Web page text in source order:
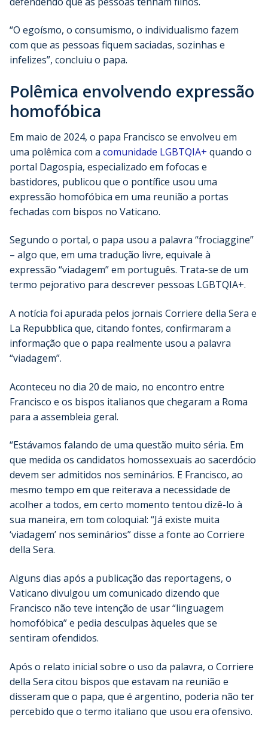
“O egoísmo, o consumismo, o individualismo fazem
com que as pessoas fiquem saciadas, sozinhas e
infelizes”, concluiu o papa.
Polêmica envolvendo expressão
homofóbica
Em maio de 2024, o papa Francisco se envolveu em
uma polêmica com a comunidade LGBTQIA+ quando o
portal Dagospia, especializado em fofocas e
bastidores, publicou que o pontífice usou uma
expressão homofóbica em uma reunião a portas
fechadas com bispos no Vaticano.
Segundo o portal, o papa usou a palavra “frociaggine”
– algo que, em uma tradução livre, equivale à
expressão “viadagem” em português. Trata-se de um
termo pejorativo para descrever pessoas LGBTQIA+.
A notícia foi apurada pelos jornais Corriere della Sera e
La Repubblica que, citando fontes, confirmaram a
informação que o papa realmente usou a palavra
“viadagem”.
Aconteceu no dia 20 de maio, no encontro entre
Francisco e os bispos italianos que chegaram a Roma
para a assembleia geral.
“Estávamos falando de uma questão muito séria. Em
que medida os candidatos homossexuais ao sacerdócio
devem ser admitidos nos seminários. E Francisco, ao
mesmo tempo em que reiterava a necessidade de
acolher a todos, em certo momento tentou dizê-lo à
sua maneira, em tom coloquial: “Já existe muita
‘viadagem’ nos seminários” disse a fonte ao Corriere
della Sera.
Alguns dias após a publicação das reportagens, o
Vaticano divulgou um comunicado dizendo que
Francisco não teve intenção de usar “linguagem
homofóbica” e pedia desculpas àqueles que se
sentiram ofendidos.
Após o relato inicial sobre o uso da palavra, o Corriere
della Sera citou bispos que estavam na reunião e
disseram que o papa, que é argentino, poderia não ter
percebido que o termo italiano que usou era ofensivo.